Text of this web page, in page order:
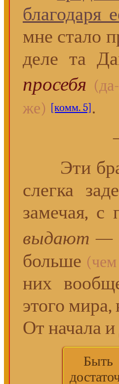
благодаря
мне стало
деле та
просебя
же) [комм. 5].
Эти
слегка
замечая, с
выдают —
больше (чем
них
этого
От начала
Быть